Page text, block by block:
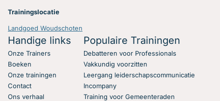
discussies dat de vragen die je stelt niet beantwoord
worden? Hier een paar concrete en simpele tips die jou
gaan helpen!
Lees verder
Trainingslocatie
Landgoed Woudschoten
Handige links
Onze Trainers
Boeken
Onze trainingen
Contact
Ons verhaal
Populaire Trainingen
Debatteren voor Professionals
Vakkundig voorzitten
Leergang leiderschapscommunicatie
Incompany
Training voor Gemeenteraden